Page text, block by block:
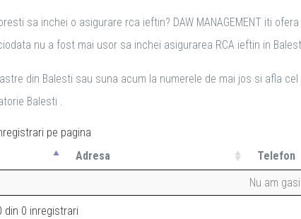
sa inchei o asigurare rca ieftin? DAW MANAGEMENT iti
nu a fost mai usor sa inchei asigurarea RCA ieftin in
din Balesti sau suna acum la numerele de mai jos si afla
Balesti .
pe pagina
Adresa Telefon
Nu am
din 0 inregistrari